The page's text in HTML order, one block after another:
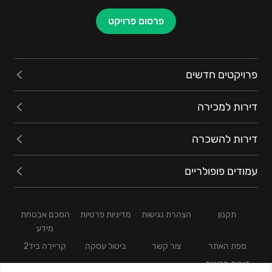
פרסום פרויקט
פרויקטים חדשים
דירות למכירה
דירות להשכרה
עמודים פופולריים
תקנון הצהרת נגישות מדיניות פרטיות
הסכם אבטחת
מידע
מפת האתר
צור קשר ביטול עסקה
קריירה ביד2
דירות חדשות